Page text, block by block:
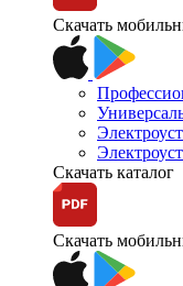
Скачать
Скачать каталог
Скачать